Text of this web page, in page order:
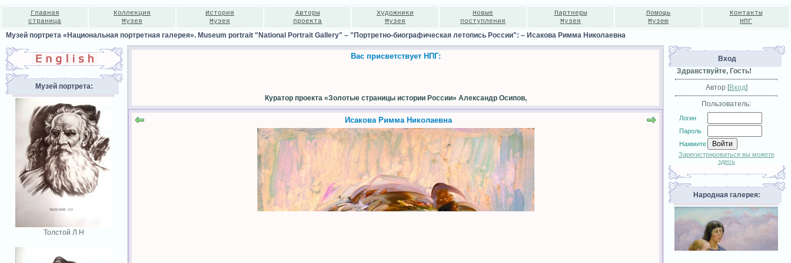
Главная
страница
Коллекция
Музея
История
Музея
Авторы
проекта
Художники
Музея
Новые
поступления
Партнеры
Музея
Помощь
Музею
Контакты
НПГ
Музей портрета «Национальная портретная галерея». Museum portrait "National Portrait Gallery" – "Портретно-биографическая летопись России": – Исакова Римма Николаевна
Музей портрета:
Толстой Л Н
Вас присветствует НПГ:
Куратор проекта «Золотые страницы истории России» Александр Осипов,
Исакова Римма Николаевна
Вход
Здравствуйте, Гость!
Автор [Вход]
Пользователь:
Логин
Пароль
Нажмите
Зарегистрироваться вы можете
здесь
Народная галерея: